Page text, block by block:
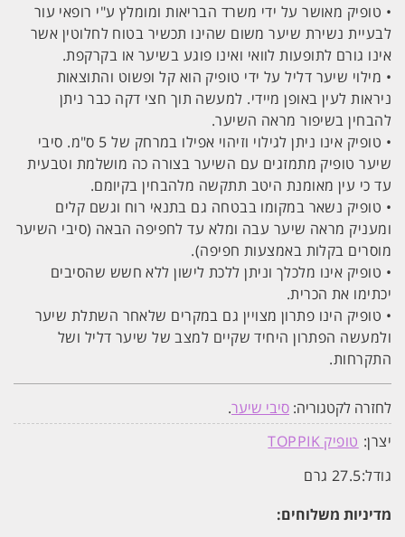
• טופיק מאושר על ידי משרד הבריאות ומומלץ ע"י רופאי עור
לבעיית נשירת שיער משום שהינו תכשיר בטוח לחלוטין אשר
אינו גורם לתופעות לוואי ואינו פוגע בשיער או בקרקפת.
• מילוי שיער דליל על ידי טופיק הוא קל ופשוט והתוצאות
ניראות לעין באופן מיידי. למעשה תוך חצי דקה כבר ניתן
להבחין בשיפור מראה השיער.
• טופיק אינו ניתן לגילוי וזיהוי אפילו במרחק של 5 ס"מ. סיבי
שיער טופיק מתמזגים עם השיער בצורה כה מושלמת וטבעית
עד כי עין מאומנת היטב תתקשה מלהבחין בקיומם.
• טופיק נשאר במקומו בבטחה גם בתנאי רוח וגשם קלים
ומעניק מראה שיער עבה ומלא עד לחפיפה הבאה (סיבי השיער
מוסרים בקלות באמצעות חפיפה).
• טופיק אינו מלכלך וניתן ללכת לישון ללא חשש שהסיבים
יכתימו את הכרית.
• טופיק הינו פתרון מצויין גם במקרים שלאחר השתלת שיער
ולמעשה הפתרון היחיד שקיים למצב של שיער דליל ושל
התקרחות.
לחזרה לקטגוריה: סיבי שיער.
יצרן: טופיק TOPPIK
גודל:27.5 גרם
מדיניות משלוחים: